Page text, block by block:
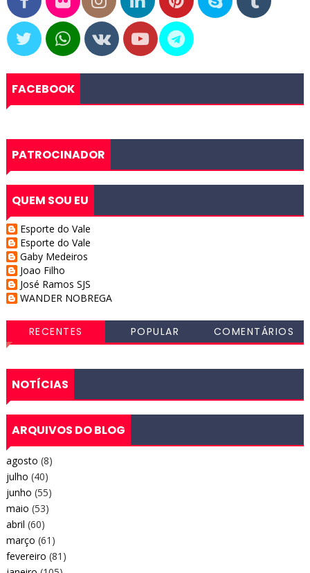
FACEBOOK
PATROCINADOR
QUEM SOU EU
Esporte do Vale
Esporte do Vale
Gaby Medeiros
Joao Filho
José Ramos SJS
WANDER NOBREGA
RECENTES POPULAR COMENTÁRIOS
NOTÍCIAS
ARQUIVOS DO BLOG
agosto (8)
julho (40)
junho (55)
maio (53)
abril (60)
março (61)
fevereiro (81)